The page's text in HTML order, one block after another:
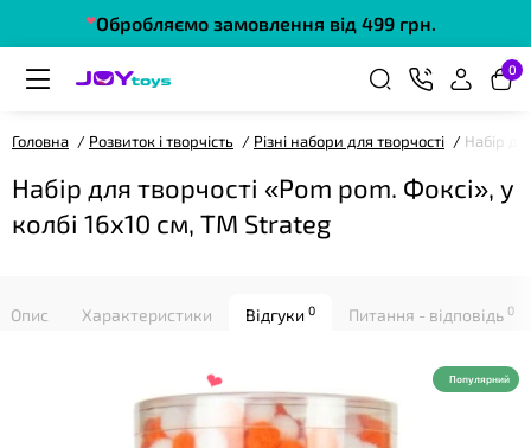
Обробляємо замовлення від 499 грн.
0
Головна Розвиток і творчість Різні набори для творчості Набір
Набір для творчості «Pom pom. Фоксі», у
колбі 16х10 см, ТМ Strateg
Опис Характеристики Відгуки 0 Питання - відповідь 0
Популярний
❤
❤